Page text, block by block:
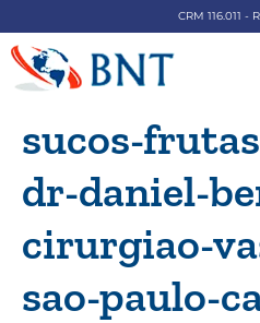
CRM 116.011 -
sucos-
dr-daniel-
cirurgiao-
sao-paulo-